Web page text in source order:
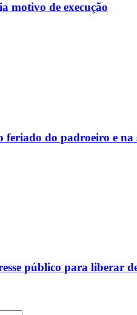
motivo de execução
feriado do padroeiro e na
público para liberar